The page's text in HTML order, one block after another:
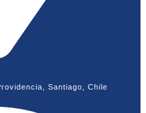
Santiago, Chile